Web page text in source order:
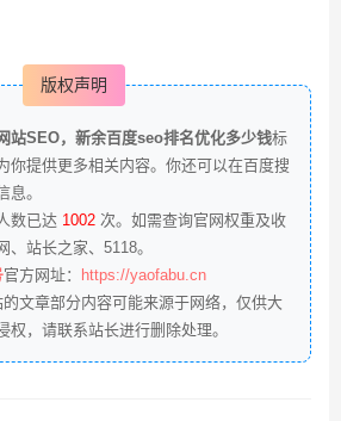
版权声明
站SEO，新余百度seo排名优化多少钱标
你提供更多相关内容。你还可以在百度搜
息。
数已达 1002 次。如需查询官网权重及收
、 站长之家、 5118。
官方网址：
https://yaofabu.cn
文章部分内容可能来源于网络，仅供大
权，请联系站长进行删除处理。